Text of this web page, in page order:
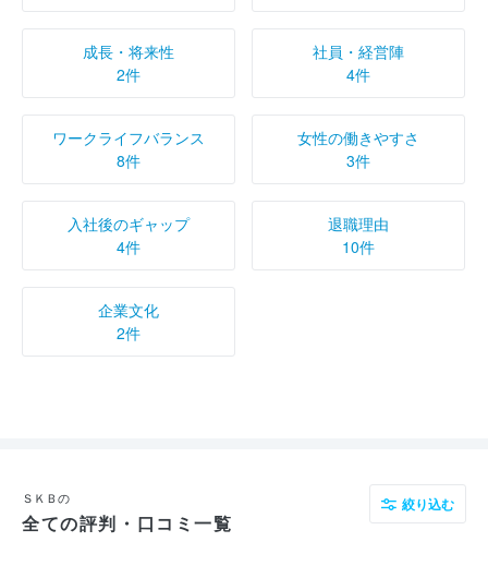
成長・将来性
2件
社員・経営陣
4件
ワークライフバランス
8件
女性の働きやすさ
3件
入社後のギャップ
4件
退職理由
10件
企業文化
2件
ＳＫＢの
全ての評判・口コミ一覧
絞り込む